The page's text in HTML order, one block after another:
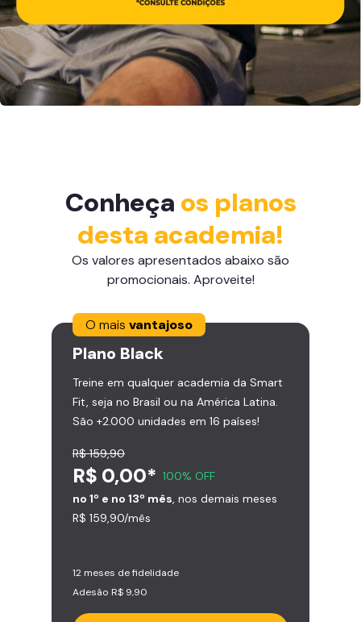
Conheça os planos
desta academia!
Os valores apresentados abaixo são
promocionais. Aproveite!
O mais vantajoso
Plano Black
Treine em qualquer academia da Smart
Fit, seja no Brasil ou na América Latina.
São +2.000 unidades em 16 países!
R$ 159,90
R$ 0,00* 100% OFF
no 1º e no 13º mês, nos demais meses
R$ 159,90/mês
12 meses de fidelidade
Adesão R$ 9,90